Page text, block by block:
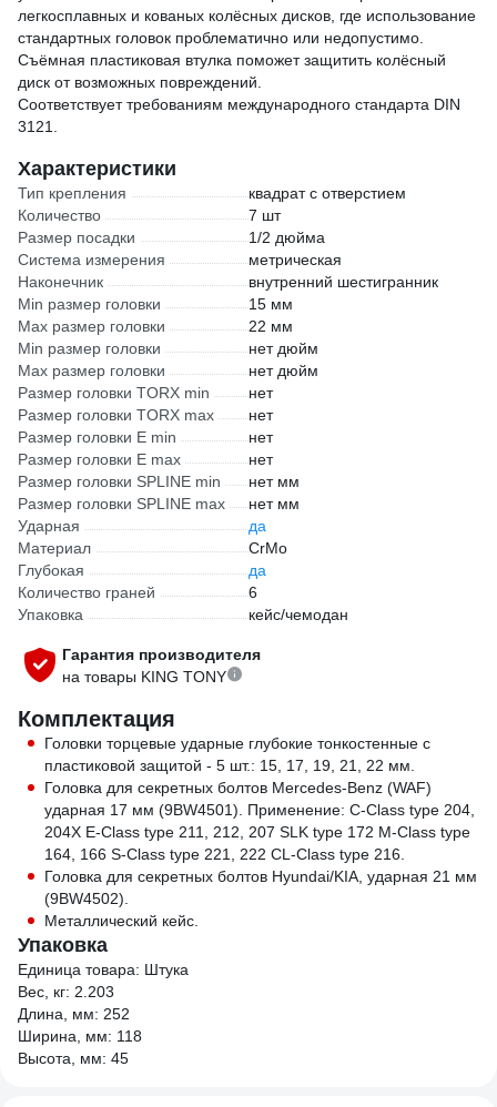
легкосплавных и кованых колёсных дисков, где использование
стандартных головок проблематично или недопустимо.
Съёмная пластиковая втулка поможет защитить колёсный
диск от возможных повреждений.
Соответствует требованиям международного стандарта DIN
3121.
Характеристики
Тип крепления
квадрат с отверстием
Количество
7 шт
Размер посадки
1/2 дюйма
Система измерения
метрическая
Наконечник
внутренний шестигранник
Min размер головки
15 мм
Max размер головки
22 мм
Min размер головки
нет дюйм
Max размер головки
нет дюйм
Размер головки TORX min
нет
Размер головки TORX max
нет
Размер головки E min
нет
Размер головки E max
нет
Размер головки SPLINE min
нет мм
Размер головки SPLINE max
нет мм
Ударная
да
Материал
CrMo
Глубокая
да
Количество граней
6
Упаковка
кейс/чемодан
Гарантия производителя
на товары KING TONY
Комплектация
Головки торцевые ударные глубокие тонкостенные с
пластиковой защитой - 5 шт.: 15, 17, 19, 21, 22 мм.
Головка для секретных болтов Mercedes-Benz (WAF)
ударная 17 мм (9BW4501). Применение: C-Class type 204,
204X E-Class type 211, 212, 207 SLK type 172 M-Class type
164, 166 S-Class type 221, 222 CL-Class type 216.
Головка для секретных болтов Hyundai/KIA, ударная 21 мм
(9BW4502).
Металлический кейс.
Упаковка
Единица товара: Штука
Вес, кг: 2.203
Длина, мм: 252
Ширина, мм: 118
Высота, мм: 45